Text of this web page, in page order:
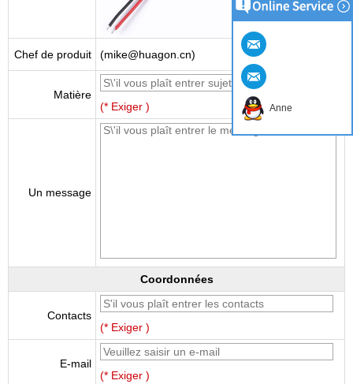
Chef de produit (mike@huagon.cn)
Matière
(* Exiger )
Un message
Coordonnées
Contacts
(* Exiger )
E-mail
(* Exiger )
Anne